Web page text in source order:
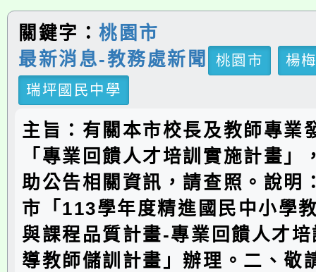
關鍵字：桃園市
最新消息-教務處新聞
桃園市
楊
瑞坪國民中學
主旨：有關本市校長及教師專業
「專業回饋人才培訓實施計畫」
助公告相關資訊，請查照。說明
市「113學年度精進國民中小學
與課程品質計畫-專業回饋人才
導教師儲訓計畫」辦理。二、敬